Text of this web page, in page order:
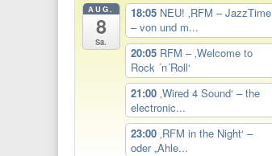
AUG.
8
Sa.
18:05 NEU! ‚RFM – JazzTime
– von und m...
20:05 RFM – ‚Welcome to
Rock ´n´Roll‘
21:00 ‚Wired 4 Sound‘ – the
electronic...
23:00 ‚RFM in the Night‘ –
oder „Ahle...